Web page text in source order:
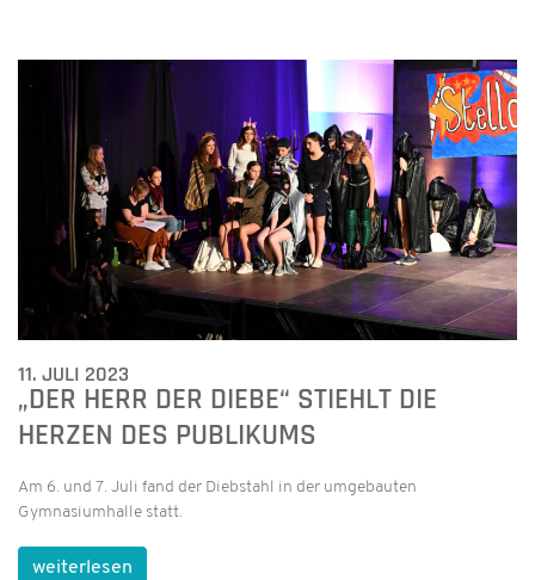
11. JULI 2023
„DER HERR DER DIEBE“ STIEHLT DIE
HERZEN DES PUBLIKUMS
Am 6. und 7. Juli fand der Diebstahl in der umgebauten
Gymnasiumhalle statt.
weiterlesen